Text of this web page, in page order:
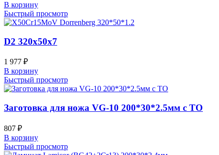
В корзину
Быстрый просмотр
D2 320x50x7
1 977 ₽
В корзину
Быстрый просмотр
Заготовка для ножа VG-10 200*30*2.5мм с ТО
807 ₽
В корзину
Быстрый просмотр